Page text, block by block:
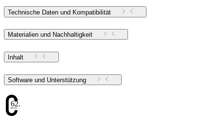
Technische Daten und Kompatibilität
Materialien und Nachhaltigkeit
Inhalt
Software und Unterstützung
62.12